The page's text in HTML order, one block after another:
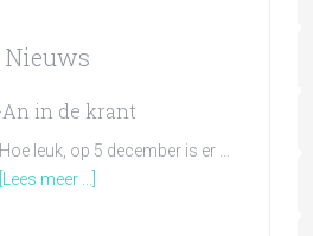
Nieuws
in de krant
leuk, op 5 december is er …
[Lees meer ...]